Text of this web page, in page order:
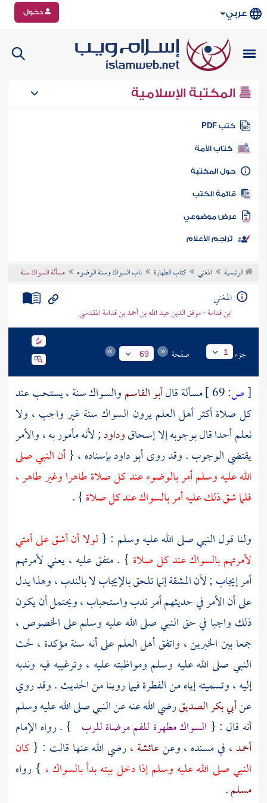
عربي دخول
المكتبة الإسلامية
كتب PDF
كتاب الأمة
المكتبة
الكتب
موضوعي
تراجم الأعلام
الرئيسية المغني كتاب الطهارة باب السواك وسنة الوضوء مسألة السواك سنة
المغني
ابن قدامة - موفق الدين عبد الله بن أحمد بن قدامة المقدسي
جزء 1 صفحة 69
[ص: مسألة قالأبو القاسموالسواك سنة ، يستحب عند
كل صلاة أكثر أهل العلم يرون السواك سنة غير واجب ، ولا
نعلم أحدا قال بوجوبه إلاإسحاقوداود; لأنه مأمور به ، والأمر
يقتضي الوجوب . وقد روىأبو داودبإسناده ، {أن النبي صلى
الله عليه وسلم أمر بالوضوء عند كل صلاة طاهرا وغير طاهر ،
فلما شق ذلك عليه أمر بالسواك عند كل صلاة} .
ولنا قول النبي صلى الله عليه وسلم : { لولا أن أشق على أمتي
لأمرتهم بالسواك عند كل صلاة } . متفق عليه ، يعني لأمرتهم
أمر إيجاب ; لأن المشقة إنما تلحق بالإيجاب لا بالندب ، وهذا يدل
على أن الأمر في حديثهم أمر ندب واستحباب ، ويحتمل أن يكون
ذلك واجبا في حق النبي صلى الله عليه وسلم على الخصوص ،
جمعا بين الخبرين ، واتفق أهل العلم على أنه سنة مؤكدة ، لحث
النبي صلى الله عليه وسلم ومواظبته عليه ، وترغيبه فيه وندبه
إليه ، وتسميته إياه من الفطرة فيما روينا من الحديث . وقد روي
عنأبي بكر الصديقرضي الله عنه عن النبي صلى الله عليه وسلم
أنه قال : { السواك مطهرة للفم مرضاة للرب } . رواه الإمام
أحمد ، في مسنده ، وعنعائشة ،رضي الله عنها قالت : { كان
النبي صلى الله عليه وسلم إذا دخل بيته بدأ بالسواك ، } رواه
مسلم .